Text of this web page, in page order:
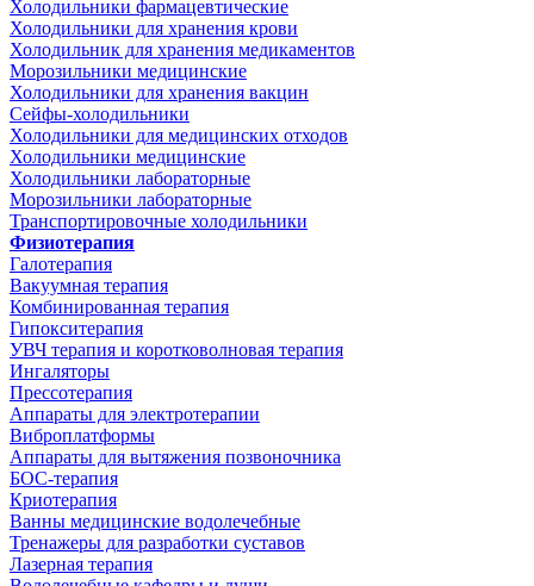
Холодильники фармацевтические
Холодильники для хранения крови
Холодильник для хранения медикаментов
Морозильники медицинские
Холодильники для хранения вакцин
Сейфы-холодильники
Холодильники для медицинских отходов
Холодильники медицинские
Холодильники лабораторные
Морозильники лабораторные
Транспортировочные холодильники
Физиотерапия
Галотерапия
Вакуумная терапия
Комбинированная терапия
Гипокситерапия
УВЧ терапия и коротковолновая терапия
Ингаляторы
Прессотерапия
Аппараты для электротерапии
Виброплатформы
Аппараты для вытяжения позвоночника
БОС-терапия
Криотерапия
Ванны медицинские водолечебные
Тренажеры для разработки суставов
Лазерная терапия